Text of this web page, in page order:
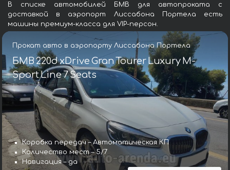
В списке автомобилей БМВ для автопроката с
доставкой в аэропорт Лиссабона Портела есть
машины премиум-класса для VIP-персон.
Прокат авто в аэропорту Лиссабона Портела
БМВ 220d xDrive Gran Tourer Luxury M-
Sport Line 7 Seats
Коробка передач – Автоматическая КП
Количество мест – 5/7
Навигация – да